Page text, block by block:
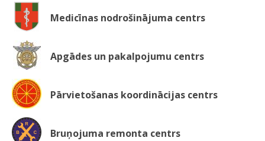
Medicīnas nodrošinājuma centrs
Apgādes un pakalpojumu centrs
Pārvietošanas koordinācijas centrs
Bruņojuma remonta centrs